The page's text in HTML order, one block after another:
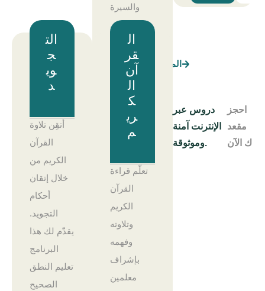
والسيرة
النبوية.
التحق المزيد
الت
ج
وي
د
أتقِن تلاوة
القرآن
الكريم من
خلال إتقان
أحكام
التجويد.
يقدّم لك هذا
البرنامج
تعليم النطق
الصحيح
ال
قر
آن
ال
ك
ري
م
تعلّم قراءة
القرآن
الكريم
وتلاوته
وفهمه
بإشراف
معلمين
دروس عبر
الإنترنت آمنة
وموثوقة.
احجز
مقعد
ك الآن